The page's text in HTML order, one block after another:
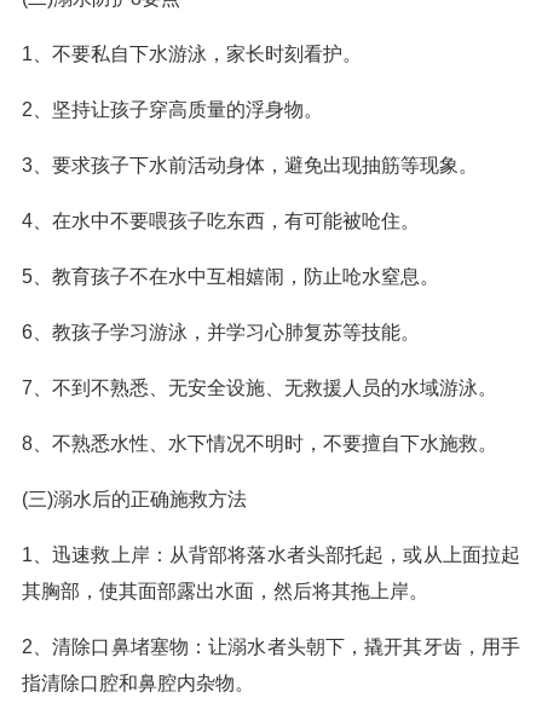
1、不要私自下水游泳，家长时刻看护。
2、坚持让孩子穿高质量的浮身物。
3、要求孩子下水前活动身体，避免出现抽筋等现象。
4、在水中不要喂孩子吃东西，有可能被呛住。
5、教育孩子不在水中互相嬉闹，防止呛水窒息。
6、教孩子学习游泳，并学习心肺复苏等技能。
7、不到不熟悉、无安全设施、无救援人员的水域游泳。
8、不熟悉水性、水下情况不明时，不要擅自下水施救。
(三)溺水后的正确施救方法
1、迅速救上岸：从背部将落水者头部托起，或从上面拉起
其胸部，使其面部露出水面，然后将其拖上岸。
2、清除口鼻堵塞物：让溺水者头朝下，撬开其牙齿，用手
指清除口腔和鼻腔内杂物。